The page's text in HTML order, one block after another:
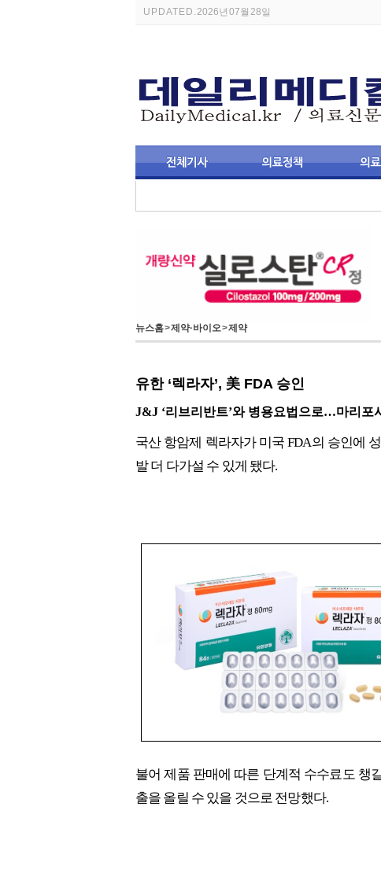
UPDATED.2026년 07월 28일
뉴스홈>제약·바이오>제약